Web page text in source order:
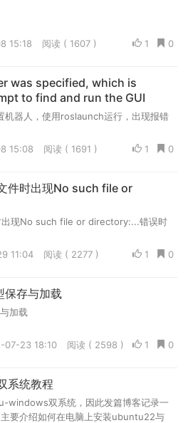
0
1
15:18 阅读 ( 1607 )
was specified, which is
to find and run the GUI
器人，使用roslaunch运行，出现报错
0
1
15:08 阅读 ( 1691 )
件时出现No such file or
现No such file or directory:...错误时
0
1
11:04 阅读 ( 2277 )
保存与加载
加载
0
1
07-23 18:10 阅读 ( 2598 )
系统教程
windows双系统，因此发篇博客记录一
要介绍如何在电脑上安装ubuntu22与